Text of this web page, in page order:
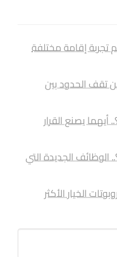
إقامة مختلفة
تقف الحدود بين
أيهما يصنع القرار
الوظائف الجديدة التي
الخيار الأكثر